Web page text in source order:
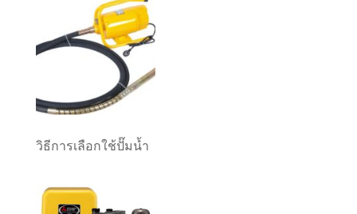
วิธีการเลือกใช้ปั๊มน้ำ